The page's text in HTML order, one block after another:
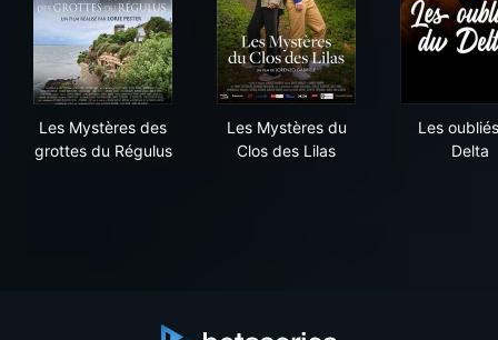
Les Mystères des
grottes du Régulus
Les Mystères du
Clos des Lilas
Les
Delta